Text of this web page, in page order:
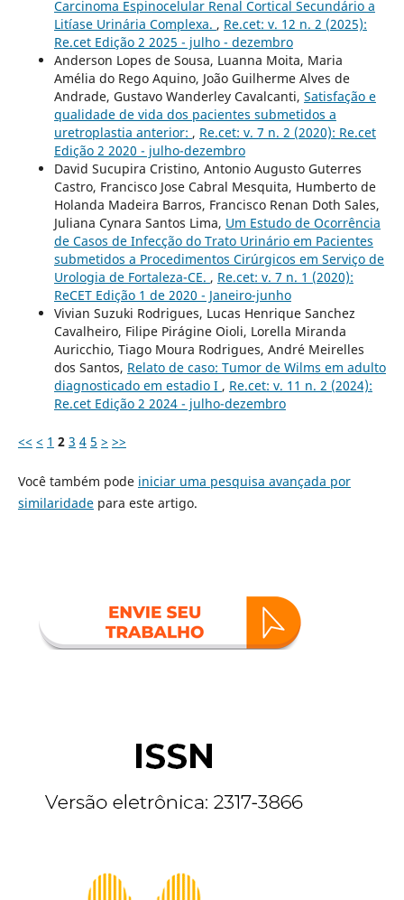
Carcinoma Espinocelular Renal Cortical Secundário a
Litíase Urinária Complexa. , Re.cet: v. 12 n. 2 (2025):
Re.cet Edição 2 2025 - julho - dezembro
Anderson Lopes de Sousa, Luanna Moita, Maria
Amélia do Rego Aquino, João Guilherme Alves de
Andrade, Gustavo Wanderley Cavalcanti, Satisfação e
qualidade de vida dos pacientes submetidos a
uretroplastia anterior: , Re.cet: v. 7 n. 2 (2020): Re.cet
Edição 2 2020 - julho-dezembro
David Sucupira Cristino, Antonio Augusto Guterres
Castro, Francisco Jose Cabral Mesquita, Humberto de
Holanda Madeira Barros, Francisco Renan Doth Sales,
Juliana Cynara Santos Lima, Um Estudo de Ocorrência
de Casos de Infecção do Trato Urinário em Pacientes
submetidos a Procedimentos Cirúrgicos em Serviço de
Urologia de Fortaleza-CE. , Re.cet: v. 7 n. 1 (2020):
ReCET Edição 1 de 2020 - Janeiro-junho
Vivian Suzuki Rodrigues, Lucas Henrique Sanchez
Cavalheiro, Filipe Pirágine Oioli, Lorella Miranda
Auricchio, Tiago Moura Rodrigues, André Meirelles
dos Santos, Relato de caso: Tumor de Wilms em adulto
diagnosticado em estadio I , Re.cet: v. 11 n. 2 (2024):
Re.cet Edição 2 2024 - julho-dezembro
<< < 1 2 3 4 5 > >>
Você também pode iniciar uma pesquisa avançada por
similaridadepara este artigo.